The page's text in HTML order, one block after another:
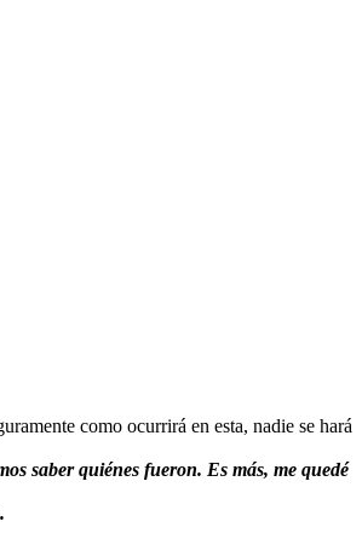
como ocurrirá en esta, nadie se hará
saber quiénes fueron. Es más, me quedé